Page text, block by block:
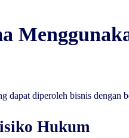
dapat diperoleh bisnis dengan
Hukum